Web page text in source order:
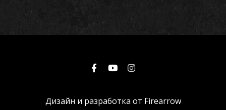
Дизайн и разработка от Firearrow